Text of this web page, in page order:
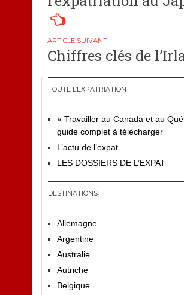
l’article
Chiffres clés de
TOUTE L’EXPATRIATION
« Travailler au Canada et au
guide complet à télécharger
L’actu de l’expat
LES DOSSIERS DE L’EXPAT
DESTINATIONS
Allemagne
Argentine
Australie
Autriche
Belgique